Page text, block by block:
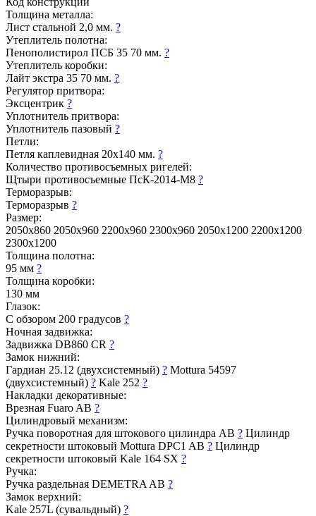
Толщина металла:
Лист стальной 2,0 мм. ?
Утеплитель полотна:
Пенополистирол ПСБ 35 70 мм. ?
Утеплитель коробки:
Лайт экстра 35 70 мм. ?
Регулятор притвора:
Эксцентрик ?
Уплотнитель притвора:
Уплотнитель пазовый ?
Петли:
Петля каплевидная 20х140 мм. ?
Количество противосъемных ригелей:
Щтыри противосъемные ПсК-2014-М8 ?
Терморазрыв:
Терморазрыв ?
Размер:
2050x860 2050x960 2200x960 2300x960 2050x1200 2200x1200
2300x1200
Толщина полотна:
95 мм ?
Толщина коробки:
130 мм
Глазок:
С обзором 200 градусов ?
Ночная задвижка:
Задвижка DB860 CR ?
Замок нижний:
Гардиан 25.12 (двухсистемный) ? Mottura 54597
(двухсистемный) ? Kale 252 ?
Накладки декоративные:
Врезная Fuaro AB ?
Цилиндровый механизм:
Ручка поворотная для штокового цилиндра AB ? Цилиндр
секретности штоковый Mottura DPC1 AB ? Цилиндр
секретности штоковый Kale 164 SX ?
Ручка:
Ручка раздельная DEMETRA AB ?
Замок верхний:
Kale 257L (сувальдный) ?